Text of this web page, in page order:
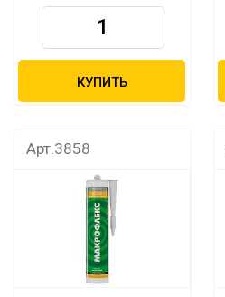
КУПИТЬ
Арт.3858